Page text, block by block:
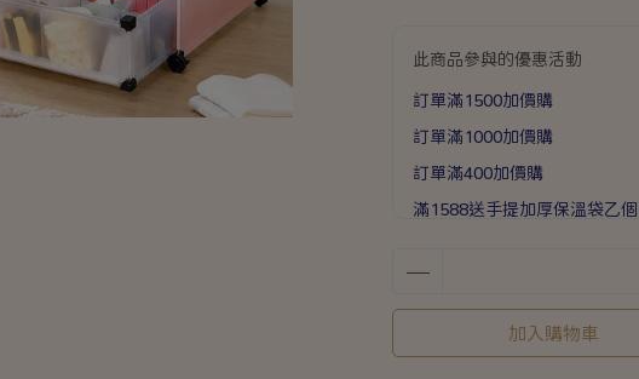
此商品參與的優惠活動
訂單滿1500加價購
訂單滿1000加價購
訂單滿400加價購
滿1588送手提加厚保溫袋乙個
加入購物車